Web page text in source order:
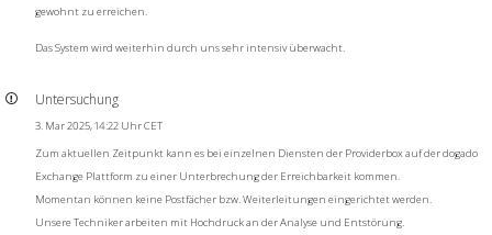
gewohnt zu erreichen.
Das System wird weiterhin durch uns sehr intensiv überwacht.
Untersuchung
3. Mar 2025, 14:22 Uhr CET
Zum aktuellen Zeitpunkt kann es bei einzelnen Diensten der Providerbox auf der dogado
Exchange Plattform zu einer Unterbrechung der Erreichbarkeit kommen.
Momentan können keine Postfächer bzw. Weiterleitungen eingerichtet werden.
Unsere Techniker arbeiten mit Hochdruck an der Analyse und Entstörung.